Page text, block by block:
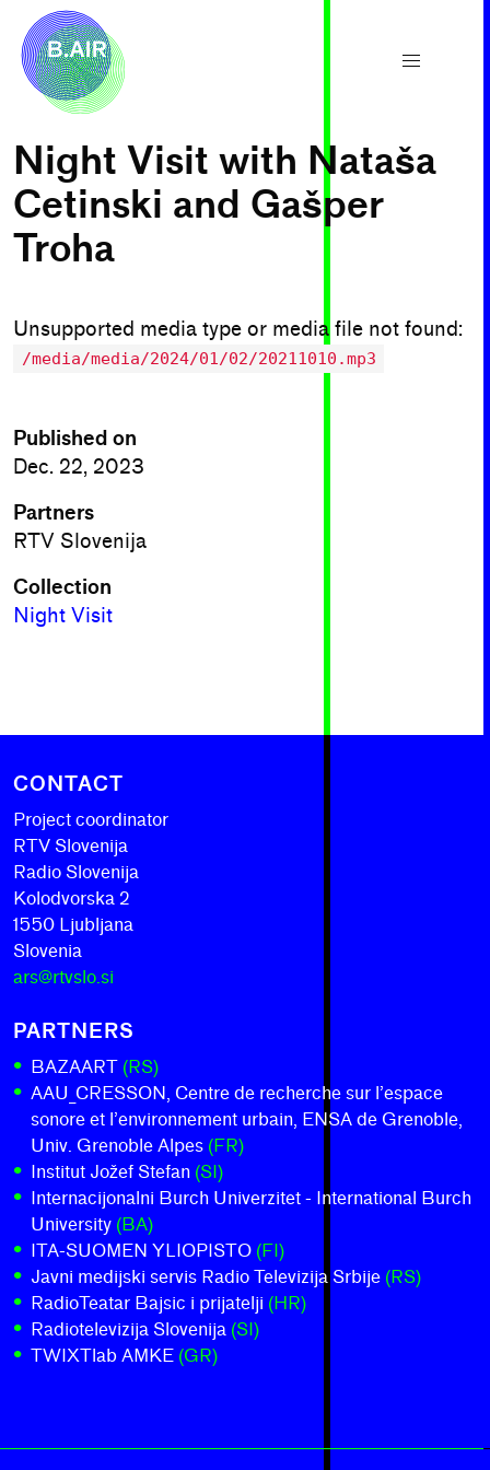
Night Visit with Nataša
Cetinski and Gašper
Troha
Unsupported media type or media file not found:
/media/media/2024/01/02/20211010.mp3
Published on
Dec. 22, 2023
Partners
RTV Slovenija
Collection
Night Visit
CONTACT
Project coordinator
RTV Slovenija
Radio Slovenija
Kolodvorska 2
1550 Ljubljana
Slovenia
ars@rtvslo.si
PARTNERS
BAZAART (RS)
AAU_CRESSON, Centre de recherche sur l’espace
sonore et l’environnement urbain, ENSA de Grenoble,
Univ. Grenoble Alpes (FR)
Institut Jožef Stefan (SI)
Internacijonalni Burch Univerzitet - International Burch
University (BA)
ITA-SUOMEN YLIOPISTO (FI)
Javni medijski servis Radio Televizija Srbije (RS)
RadioTeatar Bajsic i prijatelji (HR)
Radiotelevizija Slovenija (SI)
TWIXTlab AMKE (GR)